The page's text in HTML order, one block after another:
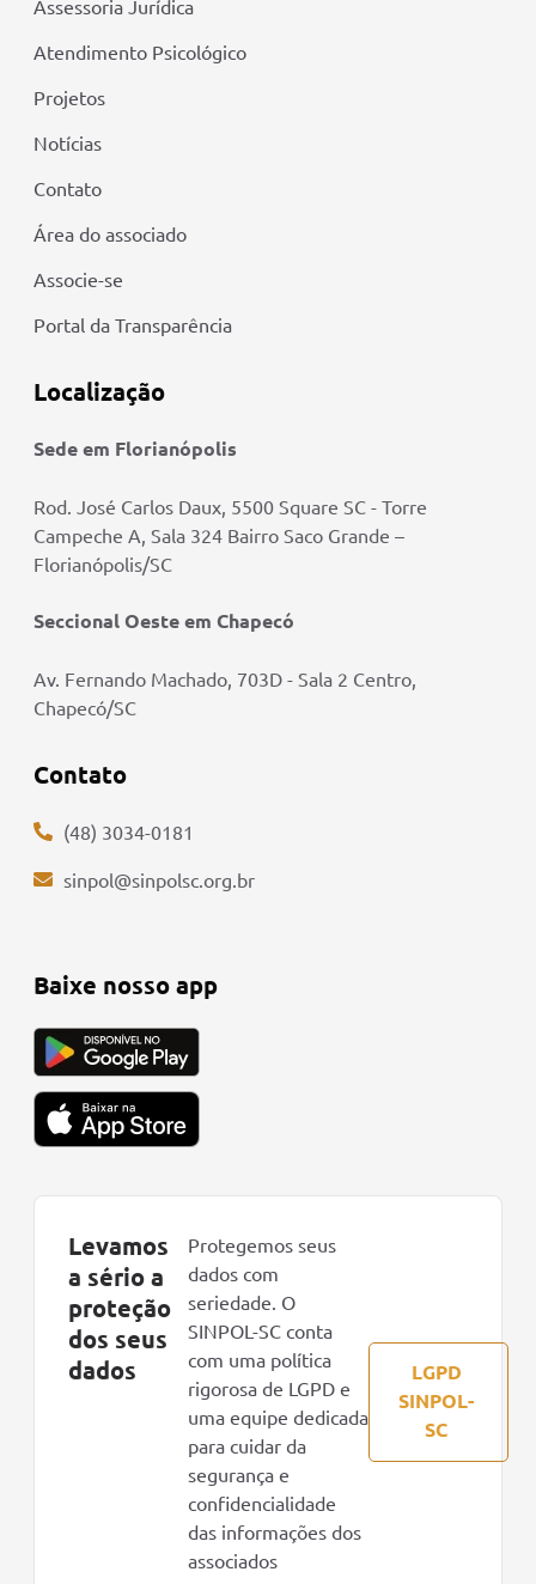
Assessoria Jurídica
Atendimento Psicológico
Projetos
Notícias
Contato
Área do associado
Associe-se
Portal da Transparência
Localização
Sede em Florianópolis
Rod. José Carlos Daux, 5500 Square SC - Torre
Campeche A, Sala 324 Bairro Saco Grande –
Florianópolis/SC
Seccional Oeste em Chapecó
Av. Fernando Machado, 703D - Sala 2 Centro,
Chapecó/SC
Contato
(48) 3034-0181
sinpol@sinpolsc.org.br
Baixe nosso app
Levamos
a sério a
proteção
dos seus
dados
Protegemos seus
dados com
seriedade. O
SINPOL-SC conta
com uma política
rigorosa de LGPD e
uma equipe dedicada
para cuidar da
segurança e
confidencialidade
das informações dos
associados
LGPD
SINPOL-
SC